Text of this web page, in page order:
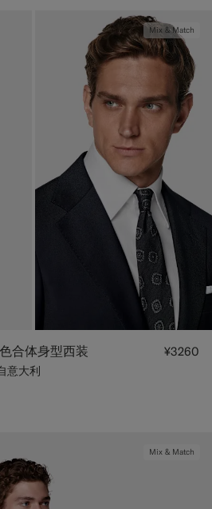
Mix & Match
合体身型西装
意大利
¥3260
Mix & Match